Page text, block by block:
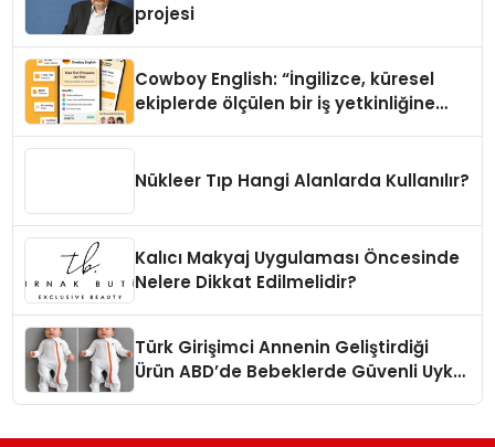
projesi
Cowboy English: “İngilizce, küresel
ekiplerde ölçülen bir iş yetkinliğine
Nükleer Tıp Hangi Alanlarda Kullanılır?
Kalıcı Makyaj Uygulaması Öncesinde
Nelere Dikkat Edilmelidir?
Türk Girişimci Annenin Geliştirdiği
Ürün ABD’de Bebeklerde Güvenli Uyku